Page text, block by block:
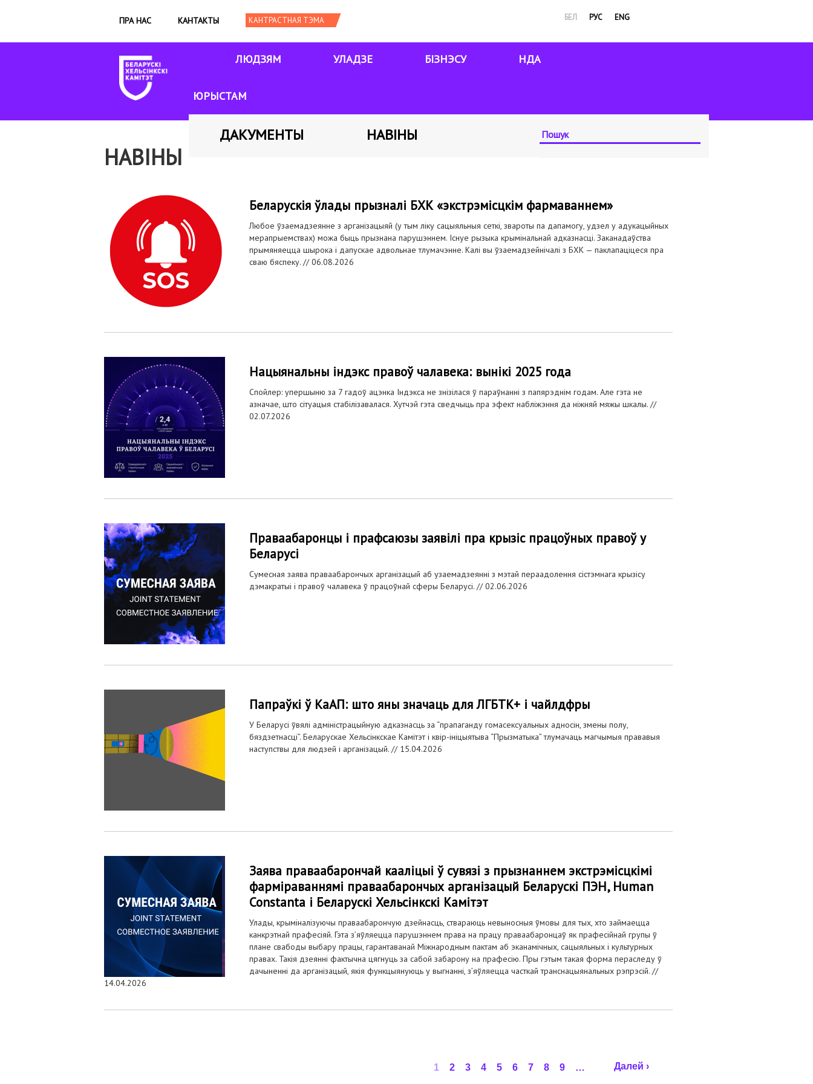
ПРА НАС КАНТАКТЫ БЕЛ РУС ENG
ЛЮДЗЯМ УЛАДЗЕ БІЗНЭСУ НДА
ЮРЫСТАМ
ДАКУМЕНТЫ НАВІНЫ
НАВІНЫ
Беларускія ўлады прызналі БХК «экстрэмісцкім фармаваннем»
Любое ўзаемадзеянне з арганізацыяй (у тым ліку сацыяльныя сеткі, звароты па дапамогу, удзел у адукацыйных
мерапрыемствах) можа быць прызнана парушэннем. Існуе рызыка крымінальнай адказнасці. Заканадаўства
прымяняецца шырока і дапускае адвольнае тлумачэнне. Калі вы ўзаемадзейнічалі з БХК — паклапаціцеся пра
сваю бяспеку. //06.08.2026
Нацыянальны індэкс правоў чалавека: вынікі 2025 года
Спойлер: упершыню за 7 гадоў ацэнка Індэкса не знізілася ў параўнанні з папярэднім годам. Але гэта не
азначае, што сітуацыя стабілізавалася. Хутчэй гэта сведчыць пра эфект набліжэння да ніжняй мяжы шкалы. //
02.07.2026
Праваабаронцы і прафсаюзы заявілі пра крызіс працоўных правоў у
Беларусі
Сумесная заява праваабарончых арганізацый аб узаемадзеянні з мэтай пераадолення сістэмнага крызісу
дэмакратыі і правоў чалавека ў працоўнай сферы Беларусі. //02.06.2026
Папраўкі ў КаАП: што яны значаць для ЛГБТК+ і чайлдфры
У Беларусі ўвялі адміністрацыйную адказнасць за “прапаганду гомасексуальных адносін, змены полу,
бяздзетнасці”. Беларускае Хельсінкскае Камітэт і квір-ініцыятыва “Прызматыка” тлумачаць магчымыя прававыя
наступствы для людзей і арганізацый. // 15.04.2026
Заява праваабарончай кааліцыі ў сувязі з прызнаннем экстрэмісцкімі
фарміраваннямі праваабарончых арганізацый Беларускі ПЭН, Human
Constanta і Беларускі Хельсінкскі Камітэт
Улады, крыміналізуючы праваабарончую дзейнасць, ствараюць невыносныя ўмовы для тых, хто займаецца
канкрэтнай прафесіяй. Гэта з’яўляецца парушэннем права на працу праваабаронцаў як прафесійнай групы ў
плане свабоды выбару працы, гарантаванай Міжнародным пактам аб эканамічных, сацыяльных і культурных
правах. Такія дзеянні фактычна цягнуць за сабой забарону на прафесію. Пры гэтым такая форма пераследу ў
дачыненні да арганізацый, якія функцыянуюць у выгнанні, з’яўляецца часткай транснацыянальных рэпрэсій. //
14.04.2026
1 2 3 4 5 6 7 8 9 … Далей ›